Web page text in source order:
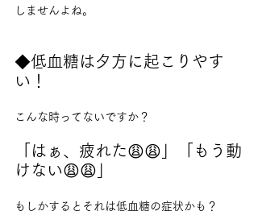
しませんよね。
◆低血糖は夕方に起こりやす
い！
こんな時ってないですか？
「はぁ、疲れた😩😩」「もう動
けない😩😩」
もしかするとそれは低血糖の症状かも？